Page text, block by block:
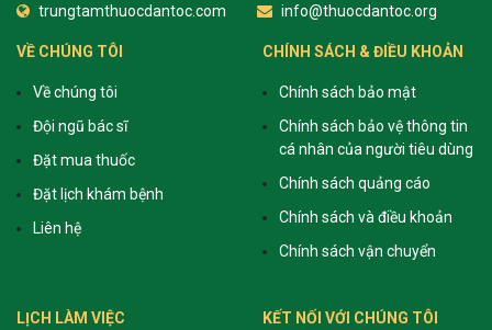
trungtamthuocdantoc.com info@thuocdantoc.org
VỀ CHÚNG TÔI
Về chúng tôi
Đội ngũ bác sĩ
Đặt mua thuốc
Đặt lịch khám bệnh
Liên hệ
CHÍNH SÁCH & ĐIỀU KHOẢN
Chính sách bảo mật
Chính sách bảo vệ thông tin
cá nhân của người tiêu dùng
Chính sách quảng cáo
Chính sách và điều khoản
Chính sách vận chuyển
LỊCH LÀM VIỆC KẾT NỐI VỚI CHÚNG TÔI